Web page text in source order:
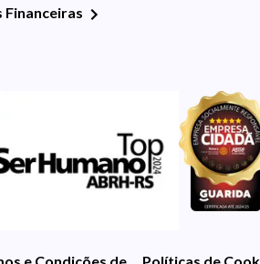
Financeiras
e Condições de UsoPolíticas de